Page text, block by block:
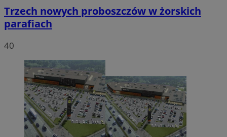
Trzech nowych proboszczów w żorskich
parafiach
40